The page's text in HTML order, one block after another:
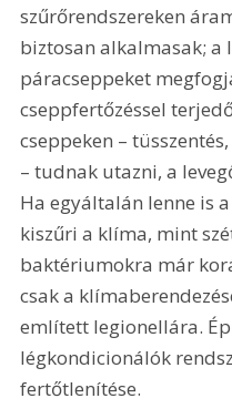
szűrőrendszereken
biztosan alkalmasak; a
páracseppeket
cseppfertőzéssel
cseppeken –
– tudnak utazni, a
Ha egyáltalán lenne is
kiszűri a klíma, mint
baktériumokra már
csak a
említett legionellára.
légkondicionálók
fertőtlenítése.